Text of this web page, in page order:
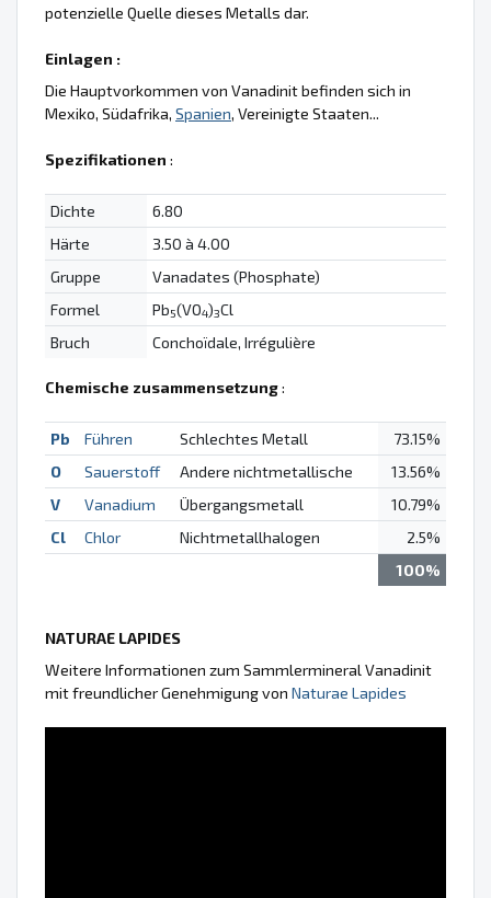
potenzielle Quelle dieses Metalls dar.
Einlagen :
Die Hauptvorkommen von Vanadinit befinden sich in
Mexiko, Südafrika, Spanien, Vereinigte Staaten...
Spezifikationen :
Dichte
6.80
Härte
3.50 à 4.00
Gruppe
Vanadates (Phosphate)
Formel
Pb5(VO4)3Cl
Bruch
Conchoïdale, Irrégulière
Chemische zusammensetzung:
Pb Führen Schlechtes Metall
73.15%
O
Sauerstoff Andere nichtmetallische
13.56%
V
Vanadium Übergangsmetall
10.79%
Cl
Chlor Nichtmetallhalogen
2.5%
100%
NATURAE LAPIDES
Weitere Informationen zum Sammlermineral Vanadinit
mit freundlicher Genehmigung von Naturae Lapides